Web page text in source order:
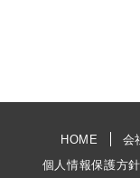
HOME 会
個人情報保護方針